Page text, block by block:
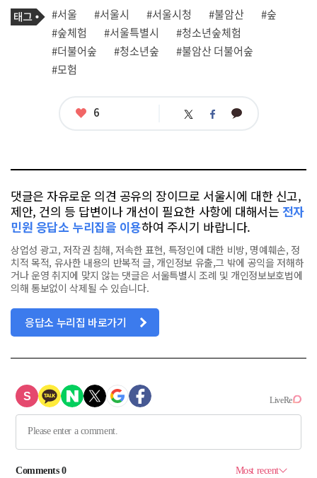
기
사
관
련
태
그
태
그
#서울 #서울시 #서울시청 #불암산
#숲
#숲체험
#서울특별시
#청소년숲체험
#더불어숲
#청소년숲
#불암산 더불어숲
#모험
좋
6 트 페 카
댓글은 자유로운 의견 공유의 장이므로 서울시에 대한 신고,
제안, 건의 등 답변이나 개선이 필요한 사항에 대해서는 전자
민원 응답소 누리집을 이용하여 주시기 바랍니다.
상업성 광고, 저작권 침해, 저속한 표현, 특정인에 대한 비방, 명예훼손, 정
치적 목적, 유사한 내용의 반복적 글, 개인정보 유출,그 밖에 공익을 저해하
거나 운영 취지에 맞지 않는 댓글은 서울특별시 조례 및 개인정보보호법에
의해 통보없이 삭제될 수 있습니다.
응답소 누리집 바로가기